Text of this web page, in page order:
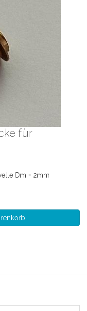
für
Dm = 2mm